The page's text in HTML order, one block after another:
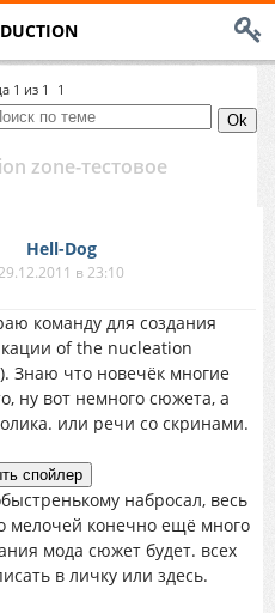
1 из 1 1
zone-тестовое
Hell-Dog
в 23:10
команду для создания
of the nucleation
Знаю что новечёк многие
ну вот немного сюжета, а
или речи со скринами.
набросал, весь
мелочей конечно ещё много
мода сюжет будет. всех
в личку или здесь.